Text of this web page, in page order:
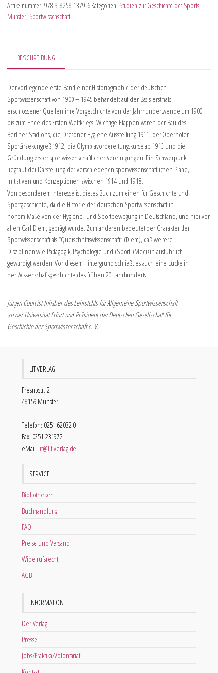
Artikelnummer: 978-3-8258-1379-6 Kategorien: Studien zur Geschichte des Sports,
Münster, Sportwissenschaft
BESCHREIBUNG
Der vorliegende erste Band einer Historiographie der deutschen
Sportwissenschaft von 1900 – 1945 behandelt auf der Basis erstmals
erschlossener Quellen ihre Vorgeschichte von der Jahrhundertwende um 1900
bis zum Ende des Ersten Weltkriegs. Wichtige Etappen waren der Bau des
Berliner Stadions, die Dresdner Hygiene-Ausstellung 1911, der Oberhofer
Sportärzekongreß 1912, die Olympiavorbereitungskurse ab 1913 und die
Gründung erster sportwissenschaftlicher Vereinigungen. Ein Schwerpunkt
liegt auf der Darstellung der verschiedenen sportwissenschaftlichen Pläne,
Initiativen und Konzeptionen zwischen 1914 und 1918.
Von besonderem Interesse ist dieses Buch zum einen für Geschichte und
Sportgeschichte, da die Historie der deutschen Sportwissenschaft in
hohem Maße von der Hygiene- und Sportbewegung in Deutschland, und hier vor
allem Carl Diem, geprägt wurde. Zum anderen bedeutet der Charakter der
Sportwissenschaft als “Querschnittswissenschaft” (Diem), daß weitere
Disziplinen wie Pädagogik, Psychologie und (Sport-)Medizin ausführlich
gewürdigt werden. Vor diesem Hintergrund schließt es auch eine Lücke in
der Wissenschaftsgeschichte des frühen 20. Jahrhunderts.
Jürgen Court ist Inhaber des Lehrstuhls für Allgemeine Sportwissenschaft
an der Universität Erfurt und Präsident der Deutschen Gesellschaft für
Geschichte der Sportwissenschaft e. V.
LIT VERLAG
Fresnostr. 2
48159 Münster
Telefon: 0251 62032 0
Fax: 0251 231972
eMail: lit@lit-verlag.de
SERVICE
Bibliotheken
Buchhandlung
FAQ
Preise und Versand
Widerrufsrecht
AGB
INFORMATION
Der Verlag
Presse
Jobs/Praktika/Volontariat